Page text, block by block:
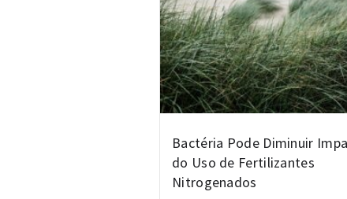
Bactéria Pode Diminuir
do Uso de Fertilizantes
Nitrogenados